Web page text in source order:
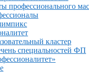
профессионального
кластер
специальностей ФП